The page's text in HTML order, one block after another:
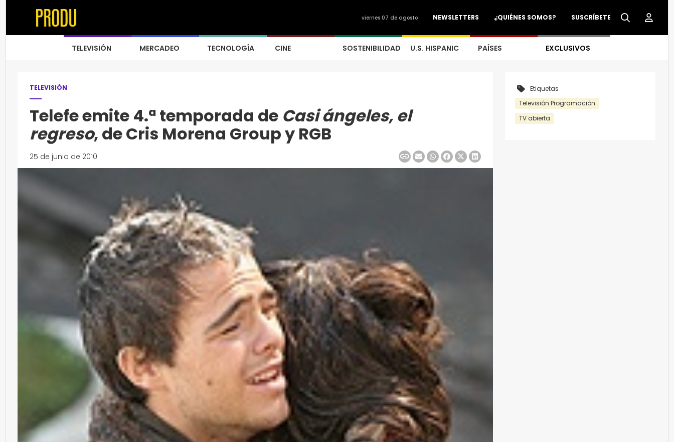
SUSCRÍBETE
¿QUIÉNES SOMOS?
NEWSLETTERS
viernes 07 de agosto
TELEVISIÓN MERCADEO TECNOLOGÍA CINE SOSTENIBILIDAD U.S. HISPANIC PAÍSES EXCLUSIVOS
TELEVISIÓN
Telefe emite 4.ª temporada de Casi ángeles, el
regreso, de Cris Morena Group y RGB
25 de junio de 2010
Etiquetas
Televisión Programación
TV abierta